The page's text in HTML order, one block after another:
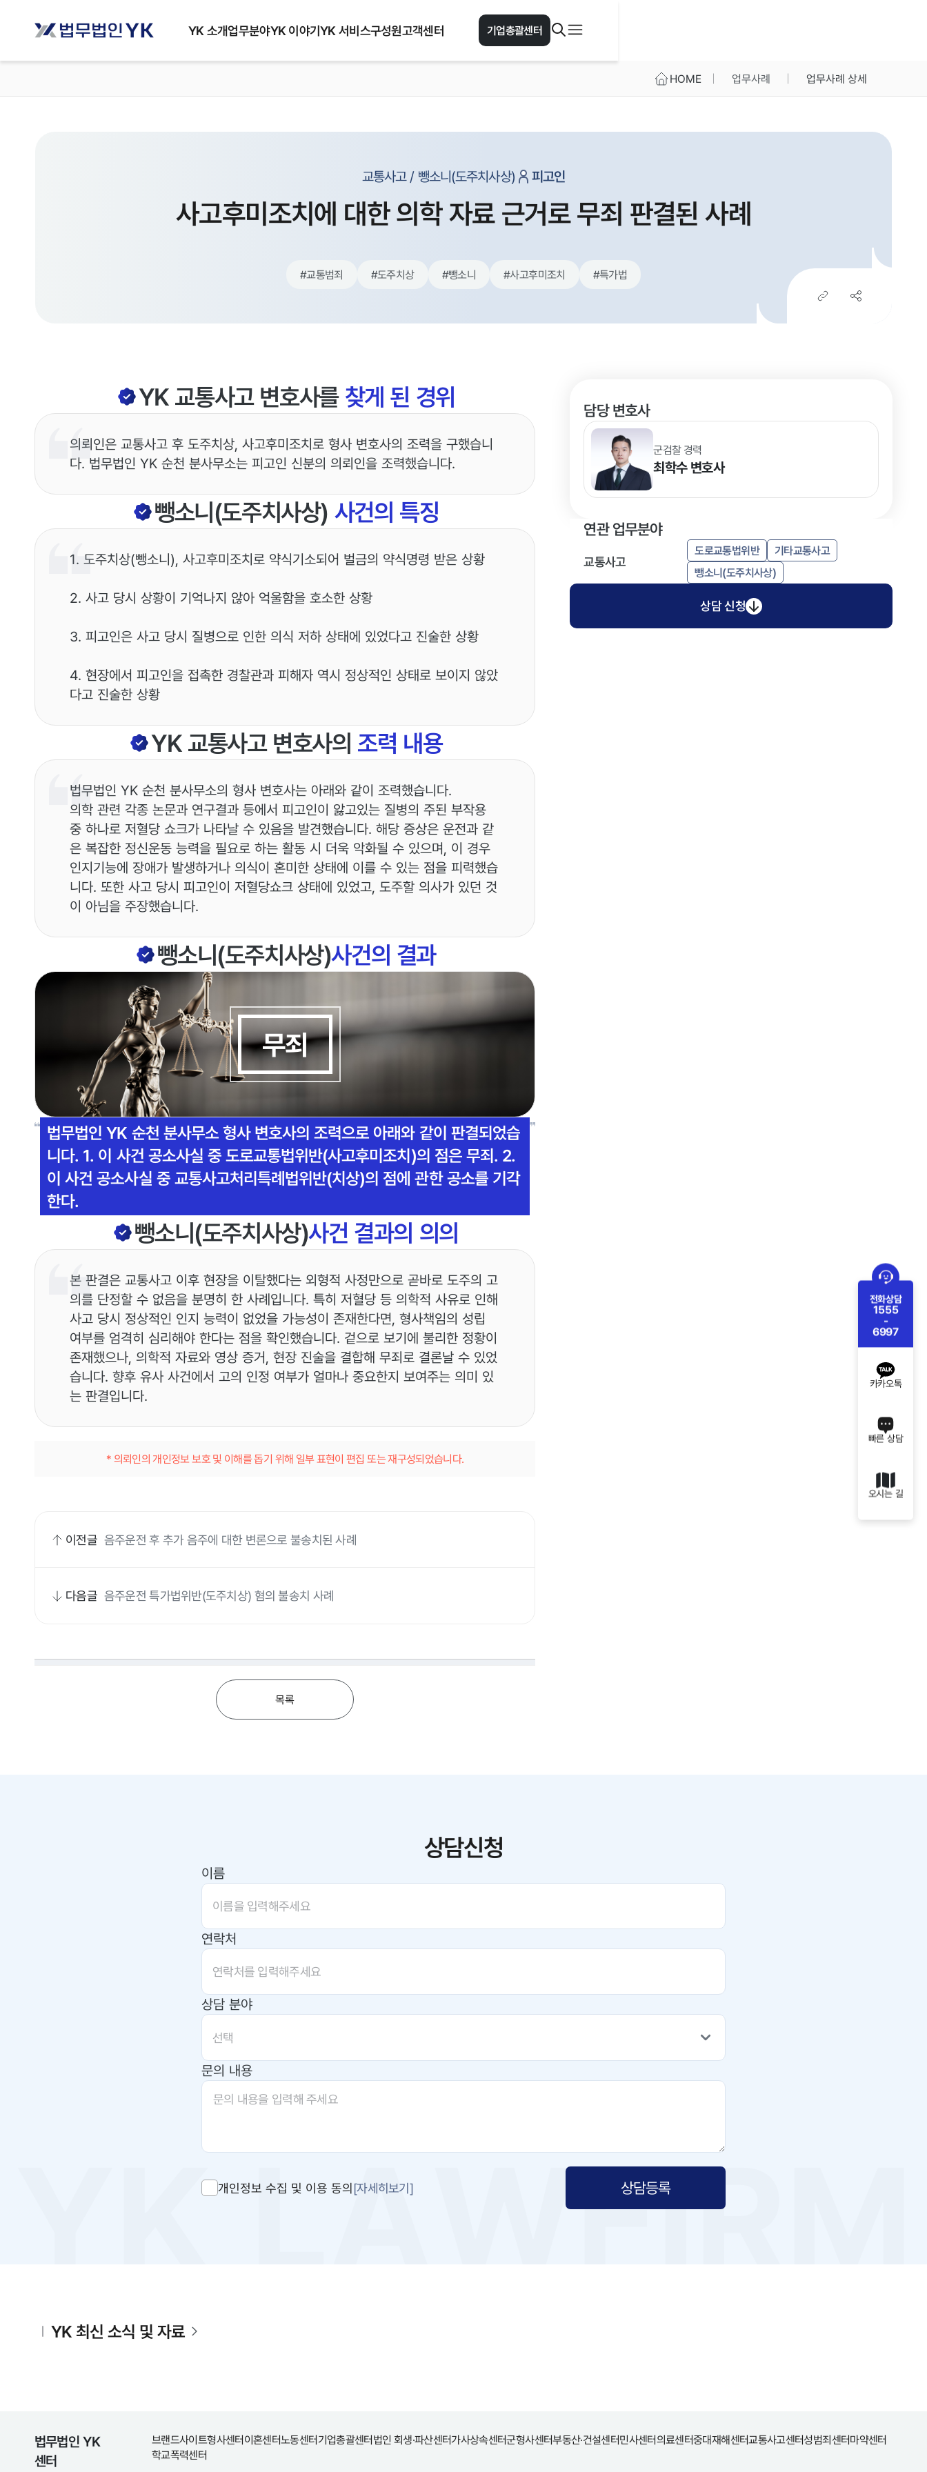
YK 소개업무분야YK 이야기YK 서비스구성원고객센터 기업총괄센터
HOME 업무사례 업무사례 상세
교통사고 / 뺑소니(도주치사상) 피고인
사고후미조치에 대한 의학 자료 근거로 무죄 판결된 사례
#교통범죄 #도주치상 #뺑소니 #사고후미조치 #특가법
YK교통사고변호사를찾게 된 경위
의뢰인은 교통사고 후 도주치상, 사고후미조치로 형사 변호사의 조력을 구했습니
다. 법무법인 YK 순천 분사무소는 피고인 신분의 의뢰인을 조력했습니다.
뺑소니(도주치사상) 사건의 특징
1. 도주치상(뺑소니), 사고후미조치로 약식기소되어 벌금의 약식명령 받은 상황
2. 사고 당시 상황이 기억나지 않아 억울함을 호소한 상황
3. 피고인은 사고 당시 질병으로 인한 의식 저하 상태에 있었다고 진술한 상황
4. 현장에서 피고인을 접촉한 경찰관과 피해자 역시 정상적인 상태로 보이지 않았
다고 진술한 상황
YK교통사고변호사의 조력 내용
법무법인 YK 순천 분사무소의 형사 변호사는 아래와 같이 조력했습니다.
의학 관련 각종 논문과 연구결과 등에서 피고인이 앓고있는 질병의 주된 부작용
중 하나로 저혈당 쇼크가 나타날 수 있음을 발견했습니다. 해당 증상은 운전과 같
은 복잡한 정신운동 능력을 필요로 하는 활동 시 더욱 악화될 수 있으며, 이 경우
인지기능에 장애가 발생하거나 의식이 혼미한 상태에 이를 수 있는 점을 피력했습
니다. 또한 사고 당시 피고인이 저혈당쇼크 상태에 있었고, 도주할 의사가 있던 것
이 아님을 주장했습니다.
뺑소니(도주치사상)사건의 결과
무죄
법무법인 YK 순천 분사무소 형사 변호사의 조력으로 아래와 같이 판결되었습
니다. 1. 이 사건 공소사실 중 도로교통법위반(사고후미조치)의 점은 무죄. 2.
이 사건 공소사실 중 교통사고처리특례법위반(치상)의 점에 관한 공소를 기각
한다.
뺑소니(도주치사상)사건 결과의 의의
본 판결은 교통사고 이후 현장을 이탈했다는 외형적 사정만으로 곧바로 도주의 고
의를 단정할 수 없음을 분명히 한 사례입니다. 특히 저혈당 등 의학적 사유로 인해
사고 당시 정상적인 인지 능력이 없었을 가능성이 존재한다면, 형사책임의 성립
여부를 엄격히 심리해야 한다는 점을 확인했습니다. 겉으로 보기에 불리한 정황이
존재했으나, 의학적 자료와 영상 증거, 현장 진술을 결합해 무죄로 결론날 수 있었
습니다. 향후 유사 사건에서 고의 인정 여부가 얼마나 중요한지 보여주는 의미 있
는 판결입니다.
* 의뢰인의 개인정보 보호 및 이해를 돕기 위해 일부 표현이 편집 또는 재구성되었습니다.
담당 변호사
군검찰 경력
최학수 변호사
연관 업무분야
교통사고
도로교통법위반
기타교통사고
뺑소니(도주치사상)
상담 신청
이전글 음주운전 후 추가 음주에 대한 변론으로 불송치된 사례
다음글 음주운전 특가법위반(도주치상) 혐의 불송치 사례
목록
상담신청
이름
연락처
상담 분야
선택
문의 내용
개인정보 수집 및 이용 동의[자세히보기] 상담등록
YK 최신 소식 및 자료
전화상담
1555
-
6997
카카오톡
빠른 상담
오시는 길
법무법인 YK
센터
브랜드사이트형사센터이혼센터노동센터기업총괄센터법인 회생·파산센터가사상속센터군형사센터부동산·건설센터민사센터의료센터중대재해센터교통사고센터성범죄센터마약센터
학교폭력센터